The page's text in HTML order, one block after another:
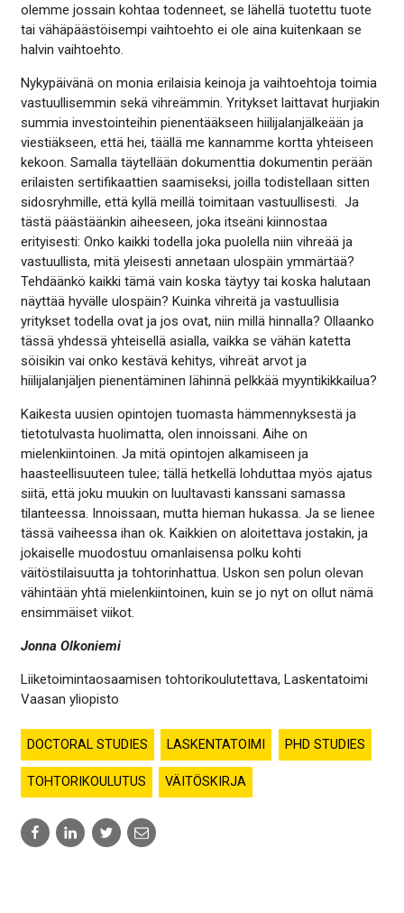
olemme jossain kohtaa todenneet, se lähellä tuotettu tuote
tai vähäpäästöisempi vaihtoehto ei ole aina kuitenkaan se
halvin vaihtoehto.
Nykypäivänä on monia erilaisia keinoja ja vaihtoehtoja toimia
vastuullisemmin sekä vihreämmin. Yritykset laittavat hurjiakin
summia investointeihin pienentääkseen hiilijalanjälkeään ja
viestiäkseen, että hei, täällä me kannamme kortta yhteiseen
kekoon. Samalla täytellään dokumenttia dokumentin perään
erilaisten sertifikaattien saamiseksi, joilla todistellaan sitten
sidosryhmille, että kyllä meillä toimitaan vastuullisesti. Ja
tästä päästäänkin aiheeseen, joka itseäni kiinnostaa
erityisesti: Onko kaikki todella joka puolella niin vihreää ja
vastuullista, mitä yleisesti annetaan ulospäin ymmärtää?
Tehdäänkö kaikki tämä vain koska täytyy tai koska halutaan
näyttää hyvälle ulospäin? Kuinka vihreitä ja vastuullisia
yritykset todella ovat ja jos ovat, niin millä hinnalla? Ollaanko
tässä yhdessä yhteisellä asialla, vaikka se vähän katetta
söisikin vai onko kestävä kehitys, vihreät arvot ja
hiilijalanjäljen pienentäminen lähinnä pelkkää myyntikikkailua?
Kaikesta uusien opintojen tuomasta hämmennyksestä ja
tietotulvasta huolimatta, olen innoissani. Aihe on
mielenkiintoinen. Ja mitä opintojen alkamiseen ja
haasteellisuuteen tulee; tällä hetkellä lohduttaa myös ajatus
siitä, että joku muukin on luultavasti kanssani samassa
tilanteessa. Innoissaan, mutta hieman hukassa. Ja se lienee
tässä vaiheessa ihan ok. Kaikkien on aloitettava jostakin, ja
jokaiselle muodostuu omanlaisensa polku kohti
väitöstilaisuutta ja tohtorinhattua. Uskon sen polun olevan
vähintään yhtä mielenkiintoinen, kuin se jo nyt on ollut nämä
ensimmäiset viikot.
Jonna Olkoniemi
Liiketoimintaosaamisen tohtorikoulutettava, Laskentatoimi
Vaasan yliopisto
DOCTORAL STUDIES LASKENTATOIMI PHD STUDIES
TOHTORIKOULUTUS VÄITÖSKIRJA
Share
to:
Share
to:
Share
to:
Share
to: